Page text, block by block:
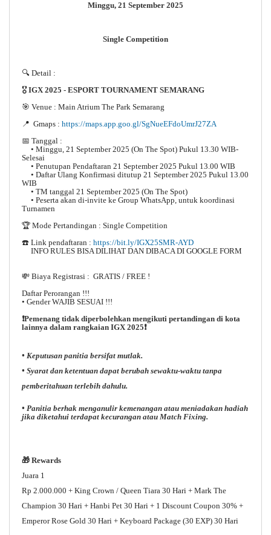
Minggu, 21 September 2025
Single Competition
🔍 Detail :
🎖️ IGX 2025 - ESPORT TOURNAMENT SEMARANG
🎯 Venue : Main Atrium The Park Semarang
📍 Gmaps : https://maps.app.goo.gl/SgNueEFdoUmrJ27ZA
📅 Tanggal :
• Minggu, 21 September 2025 (On The Spot) Pukul 13.30 WIB-
Selesai
• Penutupan Pendaftaran 21 September 2025 Pukul 13.00 WIB
• Daftar Ulang Konfirmasi ditutup 21 September 2025 Pukul 13.00
WIB
• TM tanggal 21 September 2025 (On The Spot)
• Peserta akan di-invite ke Group WhatsApp, untuk koordinasi
Turnamen
🏆 Mode Pertandingan : Single Competition
☎️ Link pendaftaran : https://bit.ly/IGX25SMR-AYD
INFO RULES BISA DILIHAT DAN DIBACA DI GOOGLE FORM
💸 Biaya Registrasi : GRATIS / FREE !
Daftar Perorangan !!!
• Gender WAJIB SESUAI !!!
❗Pemenang tidak diperbolehkan mengikuti pertandingan di kota
lainnya dalam rangkaian IGX 2025❗
• Keputusan panitia bersifat mutlak.
• Syarat dan ketentuan dapat berubah sewaktu-waktu tanpa
pemberitahuan terlebih dahulu.
• Panitia berhak menganulir kemenangan atau meniadakan hadiah
jika diketahui terdapat kecurangan atau Match Fixing.
🎁 Rewards
Juara 1
Rp 2.000.000 + King Crown / Queen Tiara 30 Hari + Mark The
Champion 30 Hari + Hanbi Pet 30 Hari + 1 Discount Coupon 30% +
Emperor Rose Gold 30 Hari + Keyboard Package (30 EXP) 30 Hari